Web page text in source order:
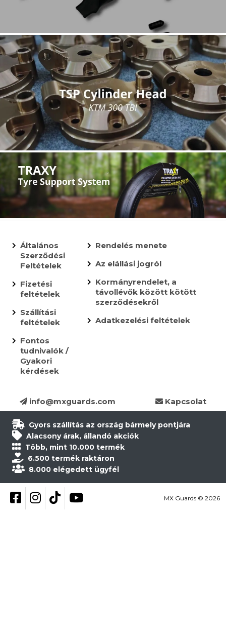
Általános
Szerződési
Feltételek
Fizetési
feltételek
Szállítási
feltételek
Fontos
tudnivalók /
Gyakori
kérdések
Rendelés menete
Az elállási jogról
Kormányrendelet, a
távollévők között kötött
szerződésekről
Adatkezelési feltételek
info@mxguards.com Kapcsolat
Gyors szállítás az ország bármely pontjára
Alacsony árak, állandó akciók
Több, mint 10.000 termék
6.500 termék raktáron
8.000 elégedett ügyfél
Kövess be Facebookon
Kövess be Instagramon
Kövess be TikTokon
YouTube MX Guards © 2026